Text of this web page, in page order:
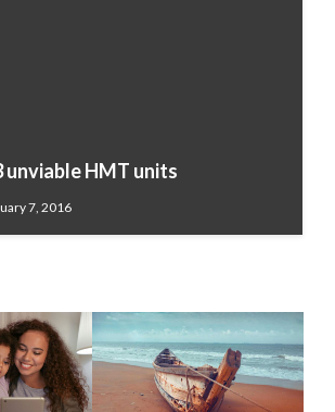
HMT units
7, 2016